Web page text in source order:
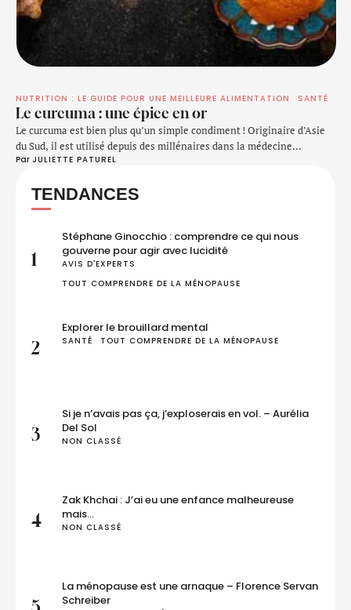
NUTRITION : LE GUIDE POUR UNE MEILLEURE ALIMENTATION SANTÉ
Le curcuma : une épice en or
Le curcuma est bien plus qu’un simple condiment ! Originaire d’Asie
du Sud, il est utilisé depuis des millénaires dans la médecine
ayurvédique pour ses propriétés anti-inflammatoires, antioxydantes
notamment avec une boisson devenue incontournable : le lait
d’or. Alors, comment profiter des bienfaits du curcuma ? Est-ce …
Par JULIETTE PATUREL
TENDANCES
1
Stéphane Ginocchio : comprendre ce qui nous
gouverne pour agir avec lucidité
AVIS D'EXPERTS
TOUT COMPRENDRE DE LA MÉNOPAUSE
2
Explorer le brouillard mental
SANTÉ TOUT COMPRENDRE DE LA MÉNOPAUSE
3
Si je n’avais pas ça, j’exploserais en vol. – Aurélia
Del Sol
NON CLASSÉ
4
Zak Khchai : J’ai eu une enfance malheureuse
mais…
NON CLASSÉ
La ménopause est une arnaque – Florence Servan
Schreiber